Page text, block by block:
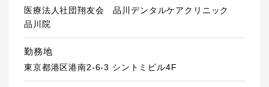
医療法人社団翔友会 品川デンタルケアクリニック
品川院
勤務地
東京都港区港南2-6-3 シントミビル4F